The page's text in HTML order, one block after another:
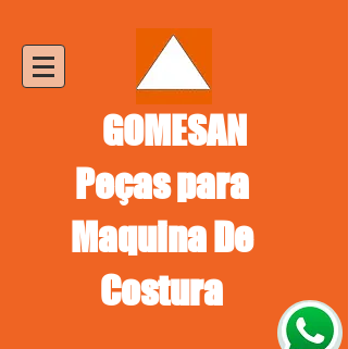
GOMESAN
Peças para
Maquina De
Costura